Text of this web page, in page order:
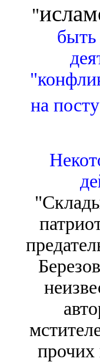
"
на посту